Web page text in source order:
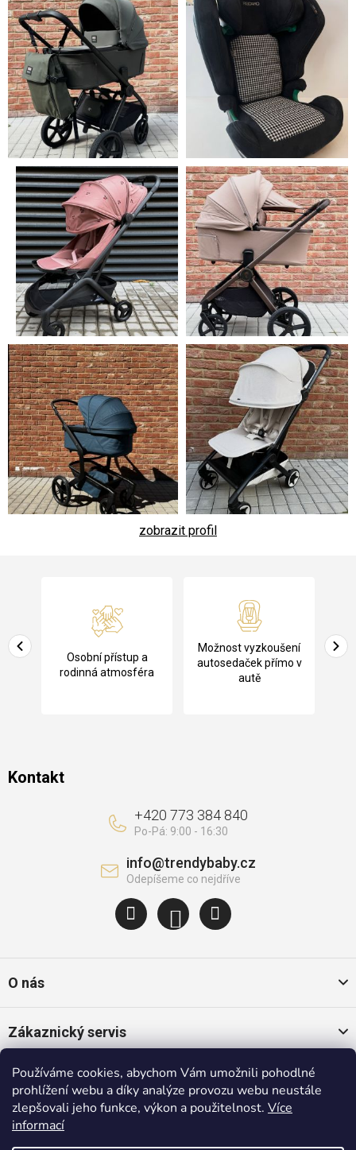
Používáme cookies, abychom Vám umožnili pohodlné
prohlížení webu a díky analýze provozu webu neustále
zlepšovali jeho funkce, výkon a použitelnost. Více
informací
zobrazit profil
a
Osobní přístup a
rodinná atmosféra
Možnost vyzkoušení
autosedaček přímo v
autě
Kontakt
info@trendybaby.cz
+420 773 384 840
O nás
Zákaznický servis
Oblíbené kategorie
Populární značky